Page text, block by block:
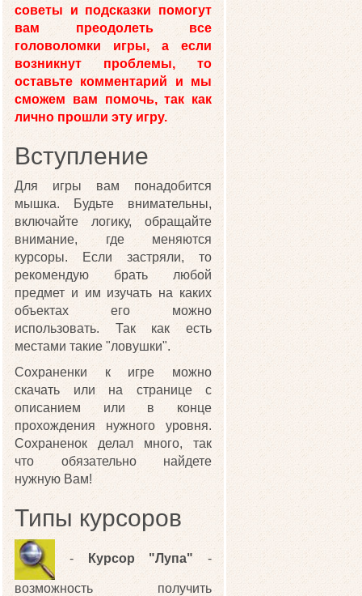
советы и подсказки помогут
вам преодолеть все
головоломки игры, а если
возникнут проблемы, то
оставьте комментарий и мы
сможем вам помочь, так как
лично прошли эту игру.
Вступление
Для игры вам понадобится
мышка. Будьте внимательны,
включайте логику, обращайте
внимание, где меняются
курсоры. Если застряли, то
рекомендую брать любой
предмет и им изучать на каких
объектах его можно
использовать. Так как есть
местами такие "ловушки".
Сохраненки к игре можно
скачать или на странице с
описанием или в конце
прохождения нужного уровня.
Сохраненок делал много, так
что обязательно найдете
нужную Вам!
Типы курсоров
- Курсор "Лупа" -
возможность получить